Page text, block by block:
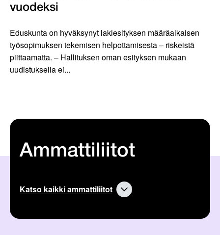
vuodeksi
Eduskunta on hyväksynyt lakiesityksen määräaikaisen
työsopimuksen tekemisen helpottamisesta – riskeistä
piittaamatta. – Hallituksen oman esityksen mukaan
uudistuksella ei...
Ammattiliitot
Katso kaikki ammattiliitot